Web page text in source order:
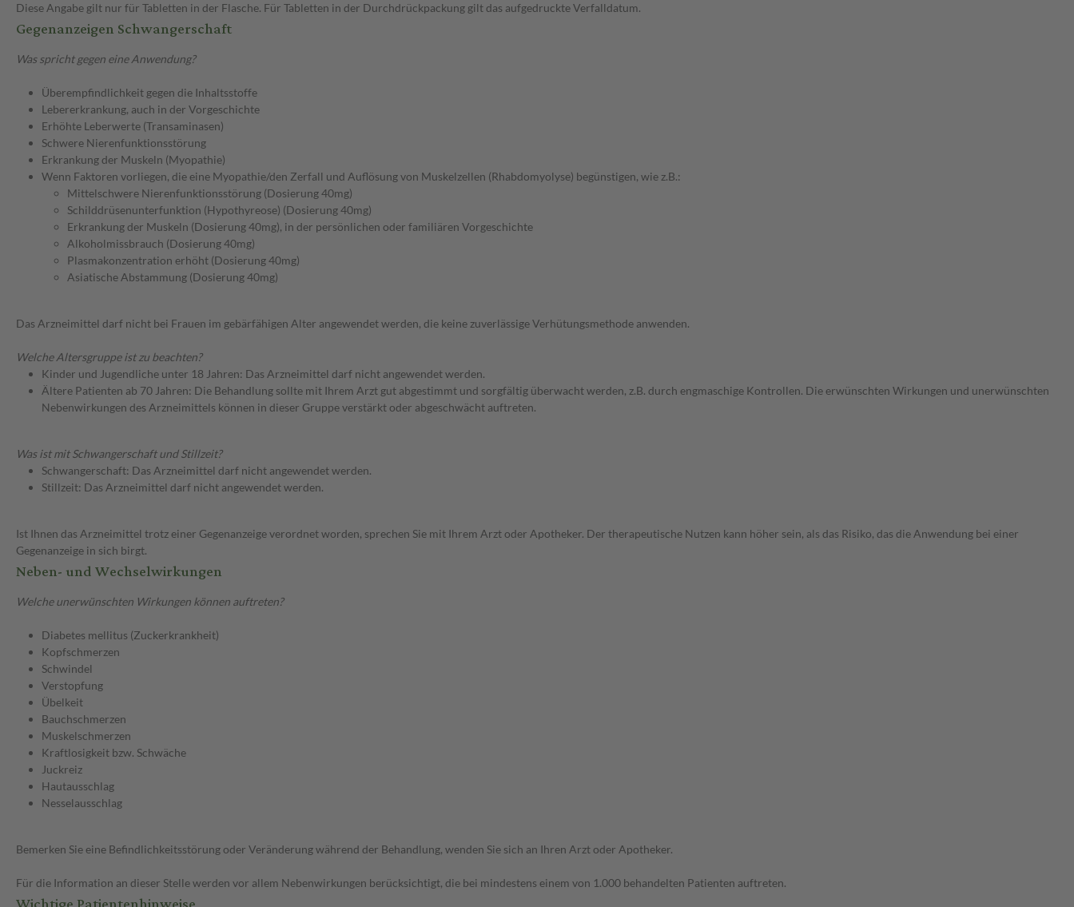
Diese Angabe gilt nur für Tabletten in der Flasche. Für Tabletten in der Durchdrückpackung gilt das aufgedruckte Verfalldatum.
Gegenanzeigen Schwangerschaft
Was spricht gegen eine Anwendung?
Überempfindlichkeit gegen die Inhaltsstoffe
Lebererkrankung, auch in der Vorgeschichte
Erhöhte Leberwerte (Transaminasen)
Schwere Nierenfunktionsstörung
Erkrankung der Muskeln (Myopathie)
Wenn Faktoren vorliegen, die eine Myopathie/den Zerfall und Auflösung von Muskelzellen (Rhabdomyolyse) begünstigen, wie z.B.:
Mittelschwere Nierenfunktionsstörung (Dosierung 40mg)
Schilddrüsenunterfunktion (Hypothyreose) (Dosierung 40mg)
Erkrankung der Muskeln (Dosierung 40mg), in der persönlichen oder familiären Vorgeschichte
Alkoholmissbrauch (Dosierung 40mg)
Plasmakonzentration erhöht (Dosierung 40mg)
Asiatische Abstammung (Dosierung 40mg)
Das Arzneimittel darf nicht bei Frauen im gebärfähigen Alter angewendet werden, die keine zuverlässige Verhütungsmethode anwenden.
Welche Altersgruppe ist zu beachten?
Kinder und Jugendliche unter 18 Jahren: Das Arzneimittel darf nicht angewendet werden.
Ältere Patienten ab 70 Jahren: Die Behandlung sollte mit Ihrem Arzt gut abgestimmt und sorgfältig überwacht werden, z.B. durch engmaschige Kontrollen. Die erwünschten Wirkungen und unerwünschten
Nebenwirkungen des Arzneimittels können in dieser Gruppe verstärkt oder abgeschwächt auftreten.
Was ist mit Schwangerschaft und Stillzeit?
Schwangerschaft: Das Arzneimittel darf nicht angewendet werden.
Stillzeit: Das Arzneimittel darf nicht angewendet werden.
Ist Ihnen das Arzneimittel trotz einer Gegenanzeige verordnet worden, sprechen Sie mit Ihrem Arzt oder Apotheker. Der therapeutische Nutzen kann höher sein, als das Risiko, das die Anwendung bei einer
Gegenanzeige in sich birgt.
Neben- und Wechselwirkungen
Welche unerwünschten Wirkungen können auftreten?
Diabetes mellitus (Zuckerkrankheit)
Kopfschmerzen
Schwindel
Verstopfung
Übelkeit
Bauchschmerzen
Muskelschmerzen
Kraftlosigkeit bzw. Schwäche
Juckreiz
Hautausschlag
Nesselausschlag
Bemerken Sie eine Befindlichkeitsstörung oder Veränderung während der Behandlung, wenden Sie sich an Ihren Arzt oder Apotheker.
Für die Information an dieser Stelle werden vor allem Nebenwirkungen berücksichtigt, die bei mindestens einem von 1.000 behandelten Patienten auftreten.